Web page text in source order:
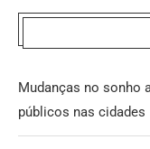
Mudanças no sonho
públicos nas cidades